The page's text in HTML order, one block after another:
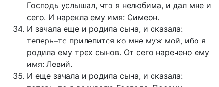
Господь услышал, что я нелюбима, и дал мне и
сего. И нарекла ему имя: Симеон.
И зачала еще и родила сына, и сказала:
теперь–то прилепится ко мне муж мой, ибо я
родила ему трех сынов. От сего наречено ему
имя: Левий.
И еще зачала и родила сына, и сказала: